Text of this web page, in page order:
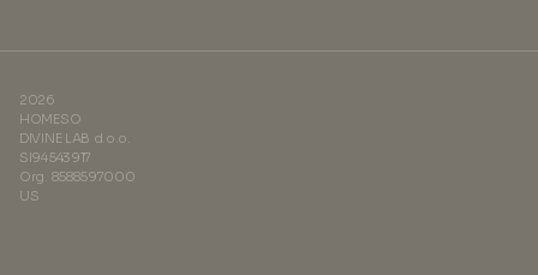
2026
HOMESO
DIVINE LAB d.o.o.
SI94543917
Org. 8588597000
US